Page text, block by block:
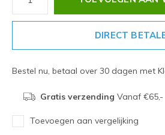
DIRECT
Bestel nu, betaal over 30 dagen met
Gratis verzending Vanaf €65,-
Toevoegen aan vergelijking